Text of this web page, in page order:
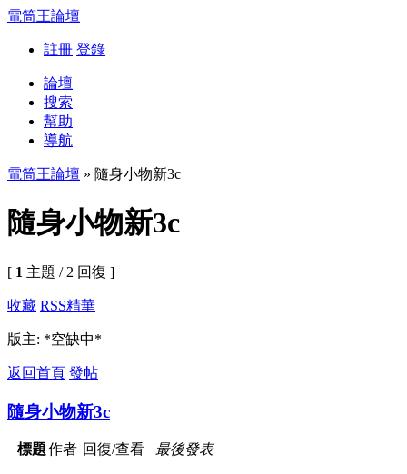
電筒王論壇
註冊 登錄
論壇
搜索
幫助
導航
電筒王論壇 » 隨身小物新3c
隨身小物新3c
[ 1 主題 / 2 回復 ]
收藏 RSS精華
版主: *空缺中*
返回首頁 發帖
隨身小物新3c
標題作者 回復/查看 最後發表